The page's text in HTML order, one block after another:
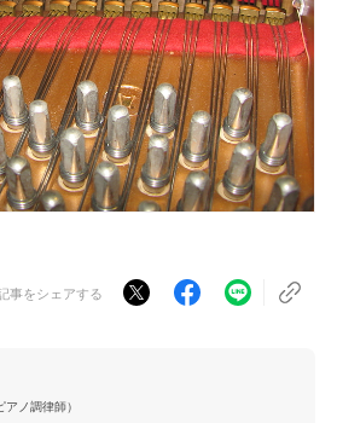
事をシェアする
アノ調律師）